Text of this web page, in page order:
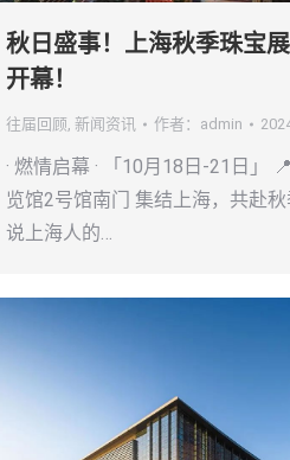
秋日盛事！上海秋季珠宝
开幕！
往届回顾, 新闻资讯 作者： admin
· 燃情启幕 · 「10月18日-21日」
览馆2号馆南门 集结上海，共赴
说上海人的…